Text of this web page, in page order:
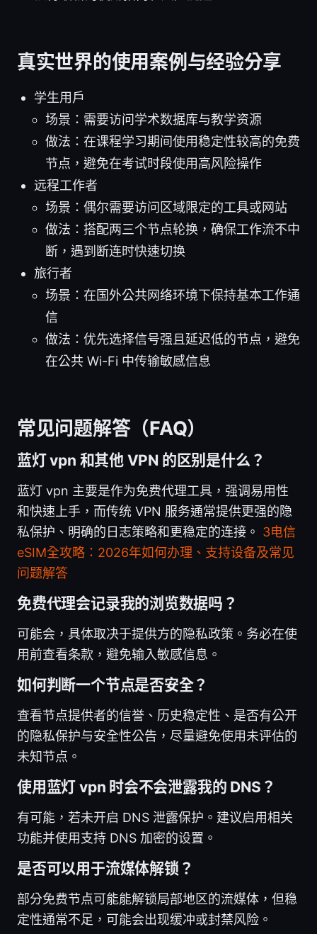
真实世界的使用案例与经验分享
学生用户
场景：需要访问学术数据库与教学资源
做法：在课程学习期间使用稳定性较高的免费
节点，避免在考试时段使用高风险操作
远程工作者
场景：偶尔需要访问区域限定的工具或网站
做法：搭配两三个节点轮换，确保工作流不中
断，遇到断连时快速切换
旅行者
场景：在国外公共网络环境下保持基本工作通
信
做法：优先选择信号强且延迟低的节点，避免
在公共 Wi-Fi 中传输敏感信息
常见问题解答（FAQ）
蓝灯 vpn 和其他 VPN 的区别是什么？
蓝灯 vpn 主要是作为免费代理工具，强调易用性
和快速上手，而传统 VPN 服务通常提供更强的隐
私保护、明确的日志策略和更稳定的连接。 3电信
eSIM全攻略：2026年如何办理、支持设备及常见
问题解答
免费代理会记录我的浏览数据吗？
可能会，具体取决于提供方的隐私政策。务必在使
用前查看条款，避免输入敏感信息。
如何判断一个节点是否安全？
查看节点提供者的信誉、历史稳定性、是否有公开
的隐私保护与安全性公告，尽量避免使用未评估的
未知节点。
使用蓝灯 vpn 时会不会泄露我的 DNS？
有可能，若未开启 DNS 泄露保护。建议启用相关
功能并使用支持 DNS 加密的设置。
是否可以用于流媒体解锁？
部分免费节点可能能解锁局部地区的流媒体，但稳
定性通常不足，可能会出现缓冲或封禁风险。